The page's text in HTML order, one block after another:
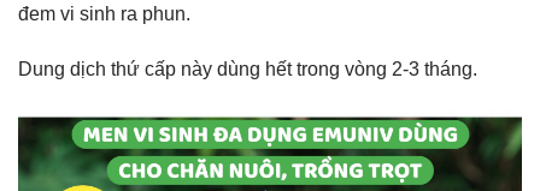
đem vi sinh ra phun.
Dung dịch thứ cấp này dùng hết trong vòng 2-3 tháng.